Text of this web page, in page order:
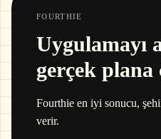
FOURTHIE
Uygulamayı
gerçek plana
Fourthie en iyi sonucu,
verir.